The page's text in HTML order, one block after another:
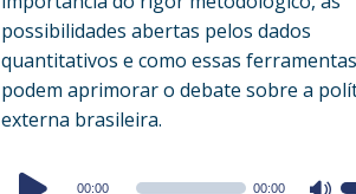
possibilidades abertas pelos dados
quantitativos e como essas ferramentas
podem aprimorar o debate sobre a
externa brasileira.
Audio
00:00 00:00